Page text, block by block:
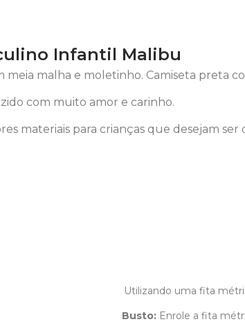
Infantil Malibu
meia malha e moletinho. Camiseta preta
com muito amor e carinho.
materiais para crianças que desejam
Utilizando uma fita
Busto: Enrole a fita